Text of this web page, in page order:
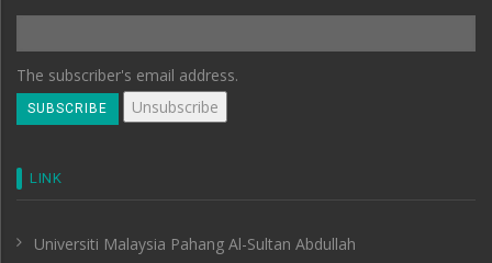
The subscriber's email address.
LINK
Universiti Malaysia Pahang Al-Sultan Abdullah